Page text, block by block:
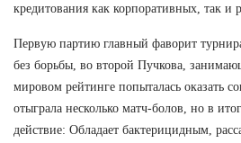
кредитования как корпоративных, так и
Первую партию главный фаворит
без борьбы, во второй Пучкова,
мировом рейтинге попыталась оказать
отыграла несколько матч-болов, но в
действие: Обладает бактерицидным,